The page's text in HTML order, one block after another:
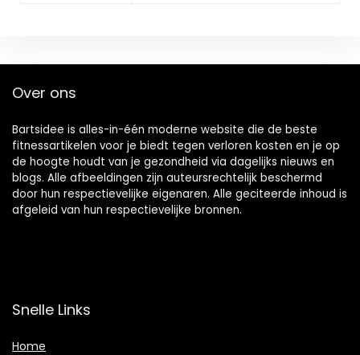
Over ons
Bartsidee is alles-in-één moderne website die de beste
fitnessartikelen voor je biedt tegen verloren kosten en je op
de hoogte houdt van je gezondheid via dagelijks nieuws en
blogs. Alle afbeeldingen zijn auteursrechtelijk beschermd
door hun respectievelijke eigenaren. Alle geciteerde inhoud is
afgeleid van hun respectievelijke bronnen.
Snelle Links
Home